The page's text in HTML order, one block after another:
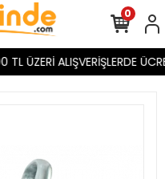
TL ÜZERİ ALIŞVERİŞLERDE
0